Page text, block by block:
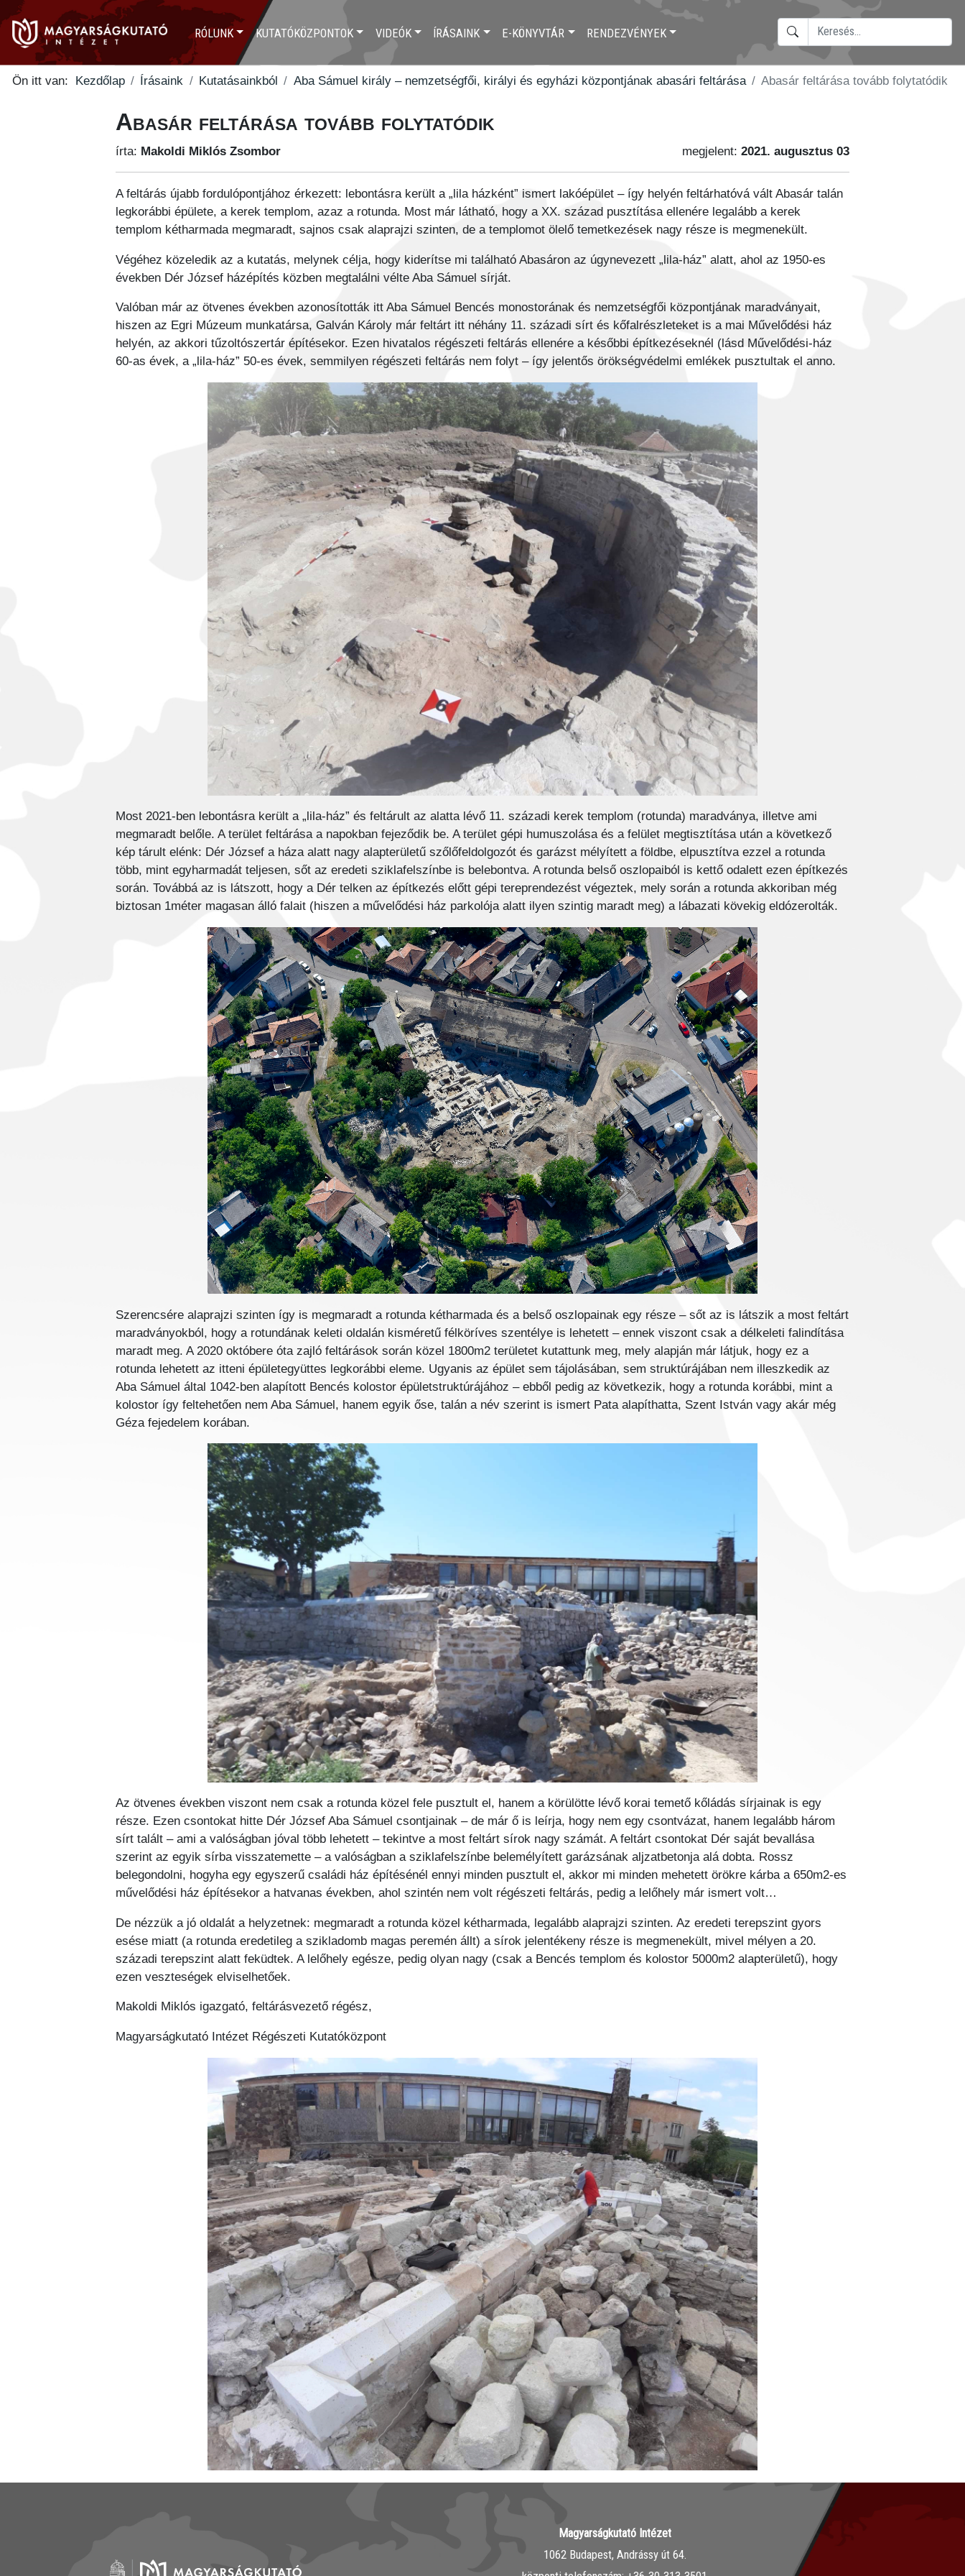
RÓLUNK KUTATÓKÖZPONTOK VIDEÓK ÍRÁSAINK E-KÖNYVTÁR RENDEZVÉNYEK KERESÉS
Ön itt van:
Kezdőlap Írásaink Kutatásainkból Aba Sámuel király – nemzetségfői, királyi és egyházi központjának abasári feltárása Abasár feltárása tovább folytatódik
Abasár feltárása tovább folytatódik
írta: Makoldi Miklós Zsombor megjelent: 2021. augusztus 03
A feltárás újabb fordulópontjához érkezett: lebontásra került a „lila házként” ismert lakóépület – így helyén feltárhatóvá vált Abasár talán
legkorábbi épülete, a kerek templom, azaz a rotunda. Most már látható, hogy a XX. század pusztítása ellenére legalább a kerek
templom kétharmada megmaradt, sajnos csak alaprajzi szinten, de a templomot ölelő temetkezések nagy része is megmenekült.
Végéhez közeledik az a kutatás, melynek célja, hogy kiderítse mi található Abasáron az úgynevezett „lila-ház” alatt, ahol az 1950-es
években Dér József házépítés közben megtalálni vélte Aba Sámuel sírját.
Valóban már az ötvenes években azonosították itt Aba Sámuel Bencés monostorának és nemzetségfői központjának maradványait,
hiszen az Egri Múzeum munkatársa, Galván Károly már feltárt itt néhány 11. századi sírt és kőfalrészleteket is a mai Művelődési ház
helyén, az akkori tűzoltószertár építésekor. Ezen hivatalos régészeti feltárás ellenére a későbbi építkezéseknél (lásd Művelődési-ház
60-as évek, a „lila-ház” 50-es évek, semmilyen régészeti feltárás nem folyt – így jelentős örökségvédelmi emlékek pusztultak el anno.
Most 2021-ben lebontásra került a „lila-ház” és feltárult az alatta lévő 11. századi kerek templom (rotunda) maradványa, illetve ami
megmaradt belőle. A terület feltárása a napokban fejeződik be. A terület gépi humuszolása és a felület megtisztítása után a következő
kép tárult elénk: Dér József a háza alatt nagy alapterületű szőlőfeldolgozót és garázst mélyített a földbe, elpusztítva ezzel a rotunda
több, mint egyharmadát teljesen, sőt az eredeti sziklafelszínbe is belebontva. A rotunda belső oszlopaiból is kettő odalett ezen építkezés
során. Továbbá az is látszott, hogy a Dér telken az építkezés előtt gépi tereprendezést végeztek, mely során a rotunda akkoriban még
biztosan 1méter magasan álló falait (hiszen a művelődési ház parkolója alatt ilyen szintig maradt meg) a lábazati kövekig eldózerolták.
Szerencsére alaprajzi szinten így is megmaradt a rotunda kétharmada és a belső oszlopainak egy része – sőt az is látszik a most feltárt
maradványokból, hogy a rotundának keleti oldalán kisméretű félköríves szentélye is lehetett – ennek viszont csak a délkeleti falindítása
maradt meg. A 2020 októbere óta zajló feltárások során közel 1800m2 területet kutattunk meg, mely alapján már látjuk, hogy ez a
rotunda lehetett az itteni épületegyüttes legkorábbi eleme. Ugyanis az épület sem tájolásában, sem struktúrájában nem illeszkedik az
Aba Sámuel által 1042-ben alapított Bencés kolostor épületstruktúrájához – ebből pedig az következik, hogy a rotunda korábbi, mint a
kolostor így feltehetően nem Aba Sámuel, hanem egyik őse, talán a név szerint is ismert Pata alapíthatta, Szent István vagy akár még
Géza fejedelem korában.
Az ötvenes években viszont nem csak a rotunda közel fele pusztult el, hanem a körülötte lévő korai temető kőládás sírjainak is egy
része. Ezen csontokat hitte Dér József Aba Sámuel csontjainak – de már ő is leírja, hogy nem egy csontvázat, hanem legalább három
sírt talált – ami a valóságban jóval több lehetett – tekintve a most feltárt sírok nagy számát. A feltárt csontokat Dér saját bevallása
szerint az egyik sírba visszatemette – a valóságban a sziklafelszínbe belemélyített garázsának aljzatbetonja alá dobta. Rossz
belegondolni, hogyha egy egyszerű családi ház építésénél ennyi minden pusztult el, akkor mi minden mehetett örökre kárba a 650m2-es
művelődési ház építésekor a hatvanas években, ahol szintén nem volt régészeti feltárás, pedig a lelőhely már ismert volt…
De nézzük a jó oldalát a helyzetnek: megmaradt a rotunda közel kétharmada, legalább alaprajzi szinten. Az eredeti terepszint gyors
esése miatt (a rotunda eredetileg a szikladomb magas peremén állt) a sírok jelentékeny része is megmenekült, mivel mélyen a 20.
századi terepszint alatt feküdtek. A lelőhely egésze, pedig olyan nagy (csak a Bencés templom és kolostor 5000m2 alapterületű), hogy
ezen veszteségek elviselhetőek.
Makoldi Miklós igazgató, feltárásvezető régész,
Magyarságkutató Intézet Régészeti Kutatóközpont
Magyarságkutató Intézet
1062 Budapest, Andrássy út 64.